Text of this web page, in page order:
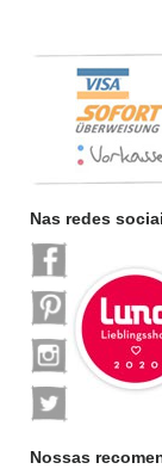
Nas redes
Nossas